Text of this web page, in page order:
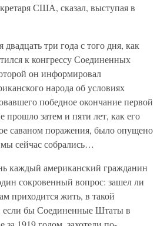
США, сказал, выступая в
двадцать три года с того дня, как
к конгрессу Соединенных
он информировал
народа об условиях
победное окончание первой
затем и пяти лет, как его
саваном поражения, было опущено
сейчас собрались…
каждый американский гражданин
сокровенный вопрос: зашел ли
приходится жить, в такой
если бы Соединенные Штаты в